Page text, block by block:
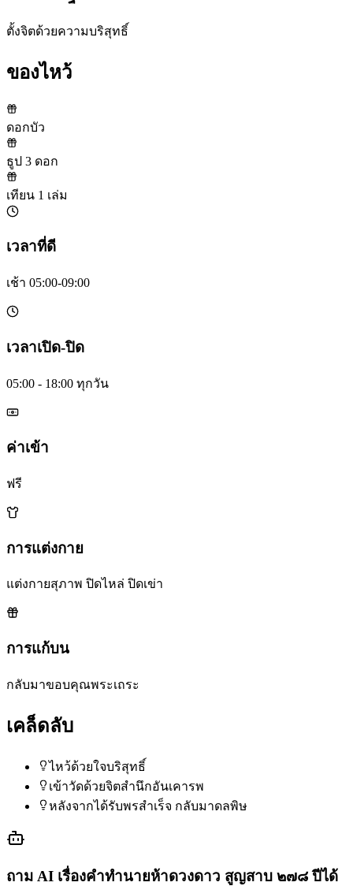
ตั้งจิตด้วยความบริสุทธิ์
ของไหว้
ดอกบัว
ธูป 3 ดอก
เทียน 1 เล่ม
เวลาที่ดี
เช้า 05:00-09:00
เวลาเปิด-ปิด
05:00 - 18:00 ทุกวัน
ค่าเข้า
ฟรี
การแต่งกาย
แต่งกายสุภาพ ปิดไหล่ ปิดเข่า
การแก้บน
กลับมาขอบคุณพระเถระ
เคล็ดลับ
ไหว้ด้วยใจบริสุทธิ์
เข้าวัดด้วยจิตสำนึกอันเคารพ
หลังจากได้รับพรสำเร็จ กลับมาดลพิษ
ถาม AI เรื่องคำทำนายห้าดวงดาว สูญสาบ ๒๗๘ ปีได้